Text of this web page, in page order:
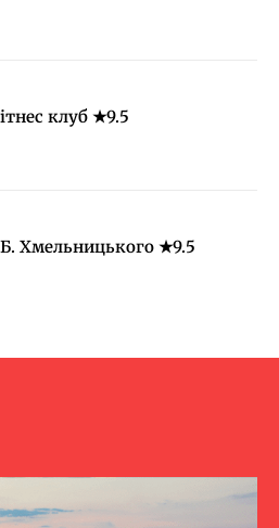
клуб ★9.5
Хмельницького ★9.5